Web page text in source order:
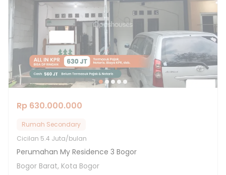
Rp 630.000.000
Rumah Secondary
Cicilan 5.4 Juta/bulan
Perumahan My Residence 3 Bogor
Bogor Barat, Kota Bogor